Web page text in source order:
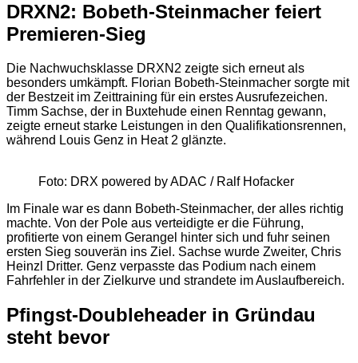
DRXN2: Bobeth-Steinmacher feiert
Premieren-Sieg
Die Nachwuchsklasse DRXN2 zeigte sich erneut als
besonders umkämpft. Florian Bobeth-Steinmacher sorgte mit
der Bestzeit im Zeittraining für ein erstes Ausrufezeichen.
Timm Sachse, der in Buxtehude einen Renntag gewann,
zeigte erneut starke Leistungen in den Qualifikationsrennen,
während Louis Genz in Heat 2 glänzte.
Foto: DRX powered by ADAC / Ralf Hofacker
Im Finale war es dann Bobeth-Steinmacher, der alles richtig
machte. Von der Pole aus verteidigte er die Führung,
profitierte von einem Gerangel hinter sich und fuhr seinen
ersten Sieg souverän ins Ziel. Sachse wurde Zweiter, Chris
Heinzl Dritter. Genz verpasste das Podium nach einem
Fahrfehler in der Zielkurve und strandete im Auslaufbereich.
Pfingst-Doubleheader in Gründau
steht bevor